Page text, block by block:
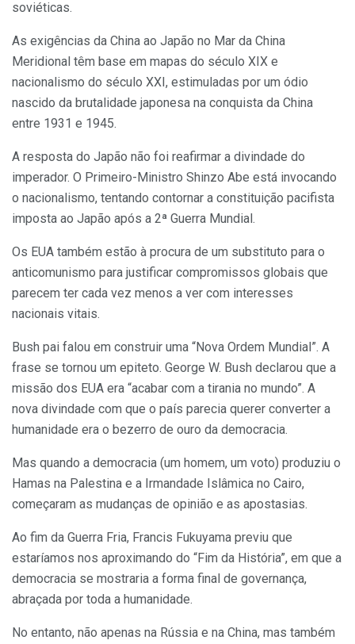
soviéticas.
As exigências da China ao Japão no Mar da China
Meridional têm base em mapas do século XIX e
nacionalismo do século XXI, estimuladas por um ódio
nascido da brutalidade japonesa na conquista da China
entre 1931 e 1945.
A resposta do Japão não foi reafirmar a divindade do
imperador. O Primeiro-Ministro Shinzo Abe está invocando
o nacionalismo, tentando contornar a constituição pacifista
imposta ao Japão após a 2ª Guerra Mundial.
Os EUA também estão à procura de um substituto para o
anticomunismo para justificar compromissos globais que
parecem ter cada vez menos a ver com interesses
nacionais vitais.
Bush pai falou em construir uma “Nova Ordem Mundial”. A
frase se tornou um epiteto. George W. Bush declarou que a
missão dos EUA era “acabar com a tirania no mundo”. A
nova divindade com que o país parecia querer converter a
humanidade era o bezerro de ouro da democracia.
Mas quando a democracia (um homem, um voto) produziu o
Hamas na Palestina e a Irmandade Islâmica no Cairo,
começaram as mudanças de opinião e as apostasias.
Ao fim da Guerra Fria, Francis Fukuyama previu que
estaríamos nos aproximando do “Fim da História”, em que a
democracia se mostraria a forma final de governança,
abraçada por toda a humanidade.
No entanto, não apenas na Rússia e na China, mas também